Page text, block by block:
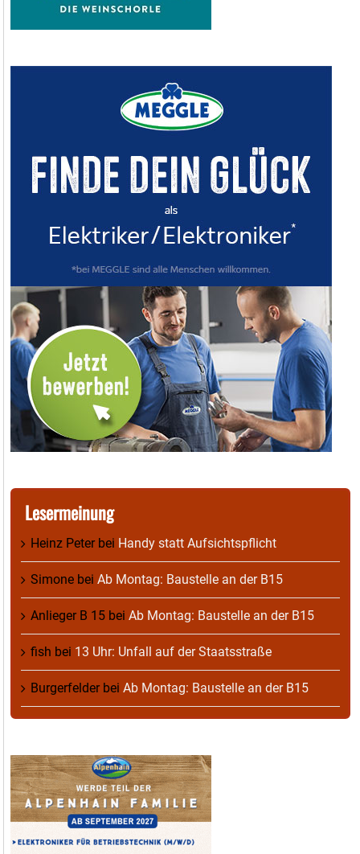
Lesermeinung
Heinz Peterbei Handy statt Aufsichtspflicht
Simone bei Ab Montag: Baustelle an der B15
Anlieger B 15 bei Ab Montag: Baustelle an der B15
fish bei 13 Uhr: Unfall auf der Staatsstraße
Burgerfelderbei Ab Montag: Baustelle an der B15